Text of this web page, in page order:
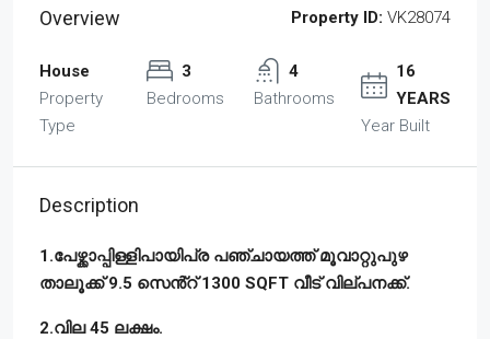
Overview Property ID: VK28074
House
Property
Type
3
Bedrooms
4
Bathrooms
16
YEARS
Year Built
Description
1.പേഴ്ക്കാപ്പിള്ളിപായിപ്ര പഞ്ചായത്ത് മൂവാറ്റുപുഴ
താലൂക്ക് 9.5 സെൻ്റ് 1300 SQFT വീട് വില്പനക്ക്.
2.വില 45 ലക്ഷം.